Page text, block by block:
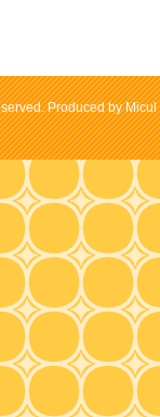
Produced by Micul